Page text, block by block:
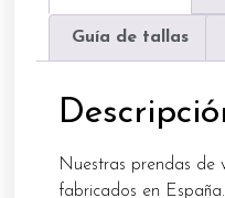
Guía de tallas
Nuestras prendas de
fabricados en